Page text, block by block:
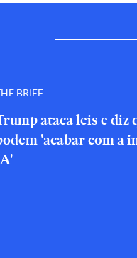
BRIEF
ataca leis e diz
'acabar com a